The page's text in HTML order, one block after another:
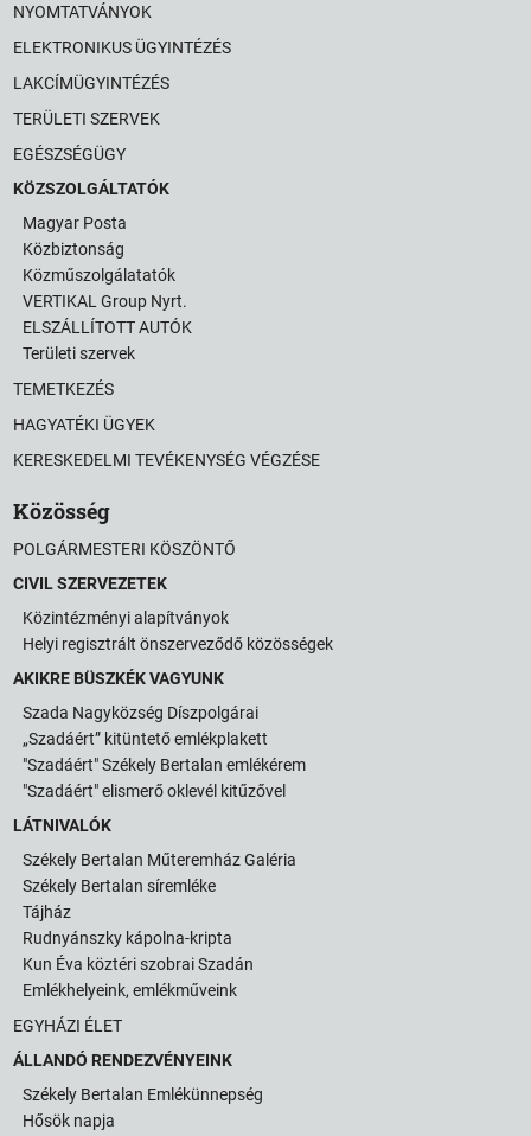
NYOMTATVÁNYOK
ELEKTRONIKUS ÜGYINTÉZÉS
LAKCÍMÜGYINTÉZÉS
TERÜLETI SZERVEK
EGÉSZSÉGÜGY
KÖZSZOLGÁLTATÓK
Magyar Posta
Közbiztonság
Közműszolgálatatók
VERTIKAL Group Nyrt.
ELSZÁLLÍTOTT AUTÓK
Területi szervek
TEMETKEZÉS
HAGYATÉKI ÜGYEK
KERESKEDELMI TEVÉKENYSÉG VÉGZÉSE
Közösség
POLGÁRMESTERI KÖSZÖNTŐ
CIVIL SZERVEZETEK
Közintézményi alapítványok
Helyi regisztrált önszerveződő közösségek
AKIKRE BÜSZKÉK VAGYUNK
Szada Nagyközség Díszpolgárai
„Szadáért” kitüntető emlékplakett
"Szadáért" Székely Bertalan emlékérem
"Szadáért" elismerő oklevél kitűzővel
LÁTNIVALÓK
Székely Bertalan Műteremház Galéria
Székely Bertalan síremléke
Tájház
Rudnyánszky kápolna-kripta
Kun Éva köztéri szobrai Szadán
Emlékhelyeink, emlékműveink
EGYHÁZI ÉLET
ÁLLANDÓ RENDEZVÉNYEINK
Székely Bertalan Emlékünnepség
Hősök napja